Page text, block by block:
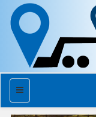
منو